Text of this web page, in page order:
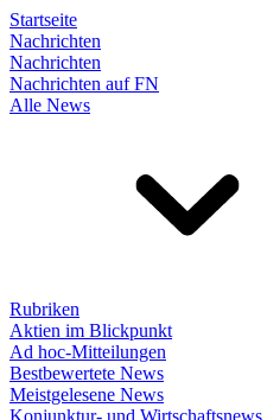
Startseite
Nachrichten
Nachrichten
Nachrichten auf FN
Alle News
Rubriken
Aktien im Blickpunkt
Ad hoc-Mitteilungen
Bestbewertete News
Meistgelesene News
Konjunktur- und Wirtschaftsnews